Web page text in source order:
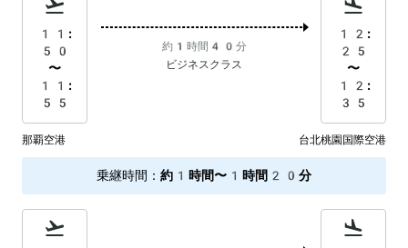
11:
50
〜
11:
55
約1時間40分
ビジネスクラス
12:
25
〜
12:
35
那覇空港 台北桃園国際空港
乗継時間 ： 約1時間〜1時間20分